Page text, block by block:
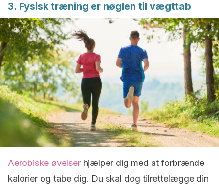
3. Fysisk træning er nøglen til vægttab
Aerobiske øvelser hjælper dig med at forbrænde
kalorier og tabe dig. Du skal dog tilrettelægge din